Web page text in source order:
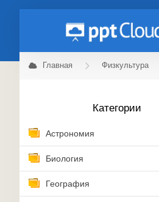
Главная Физкультура
Категории
Астрономия
Биология
География